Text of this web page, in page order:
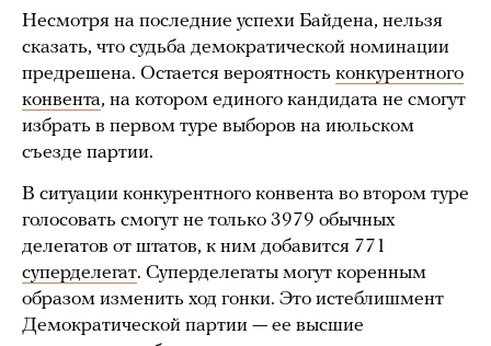
Несмотря на последние успехи Байдена, нельзя
сказать, что судьба демократической номинации
предрешена. Остается вероятность конкурентного
конвента, на котором единого кандидата не смогут
избрать в первом туре выборов на июльском
съезде партии.
В ситуации конкурентного конвента во втором туре
голосовать смогут не только 3979 обычных
делегатов от штатов, к ним добавится 771
суперделегат. Суперделегаты могут коренным
образом изменить ход гонки. Это истеблишмент
Демократической партии — ее высшие